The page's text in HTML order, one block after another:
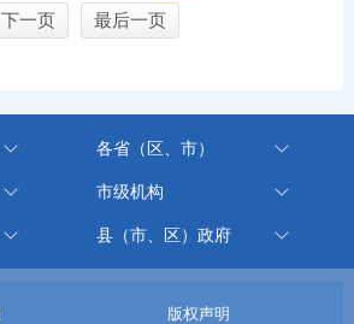
下一页 最后一页
各省（区、市）
市级机构
县（市、区）政府
版权声明